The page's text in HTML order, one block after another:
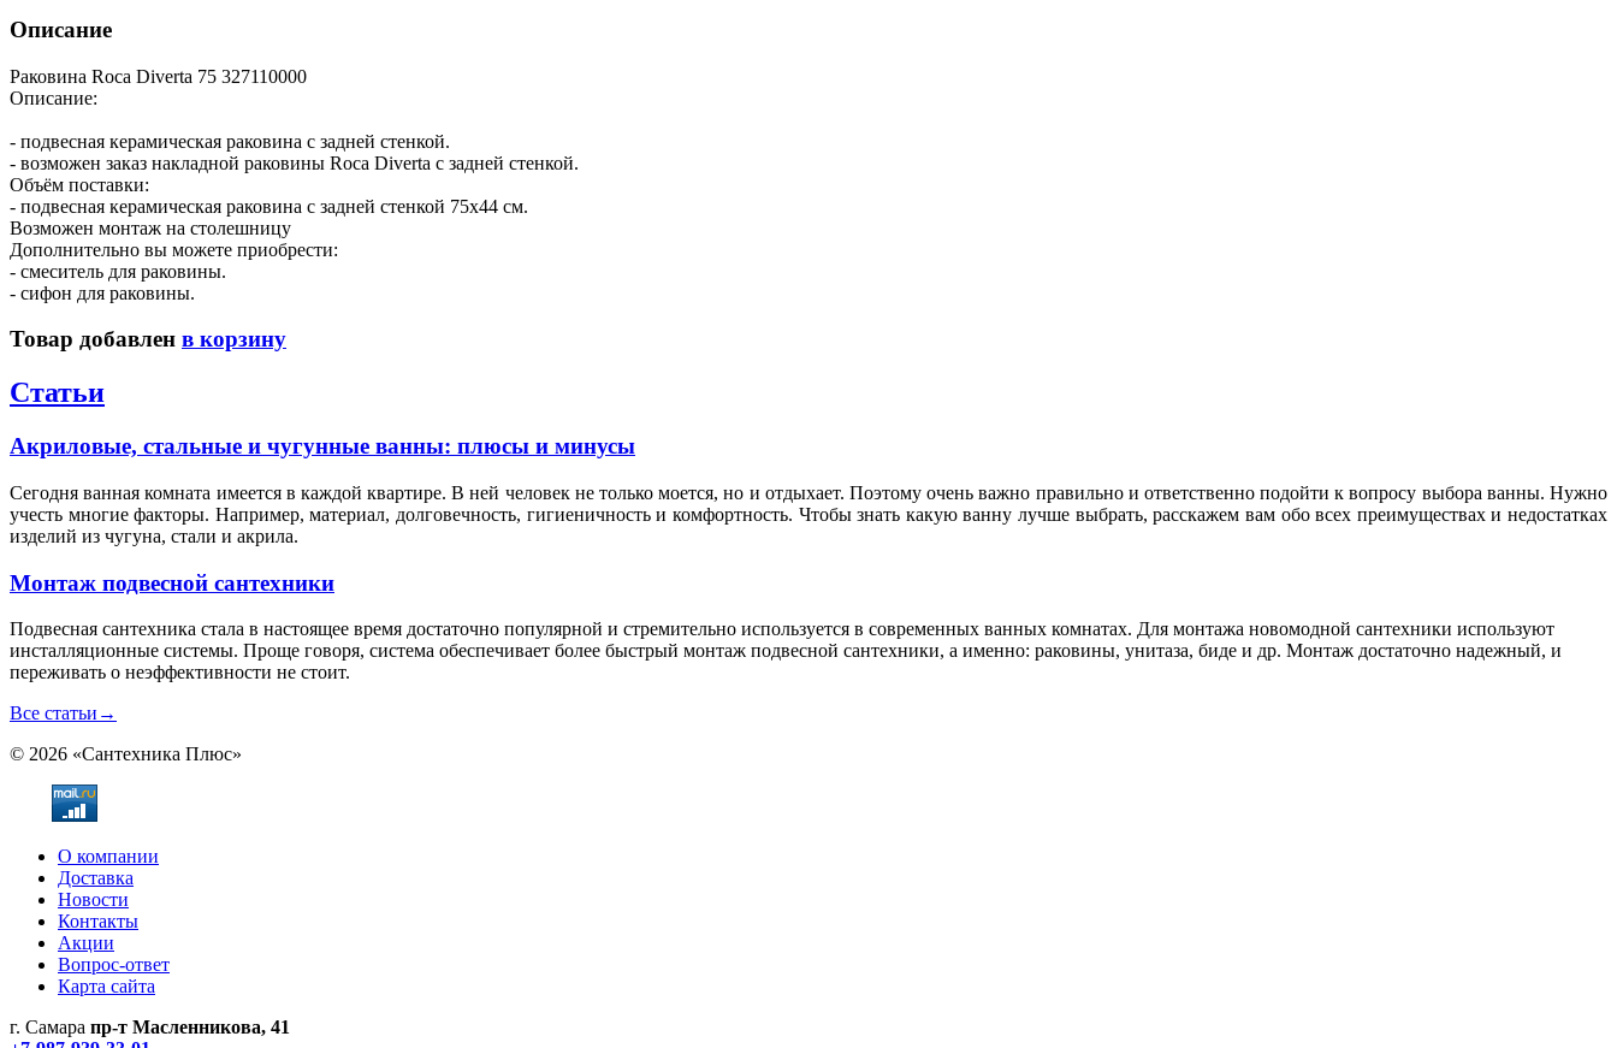
Описание
Раковина Roca Diverta 75 327110000
Описание:
- подвесная керамическая раковина с задней стенкой.
- возможен заказ накладной раковины Roca Diverta с задней стенкой.
Объём поставки:
- подвесная керамическая раковина с задней стенкой 75x44 см.
Возможен монтаж на столешницу
Дополнительно вы можете приобрести:
- смеситель для раковины.
- сифон для раковины.
Товар добавлен в корзину
Статьи
Акриловые, стальные и чугунные ванны: плюсы и минусы
Сегодня ванная комната имеется в каждой квартире. В ней человек не только моется, но и отдыхает. Поэтому очень важно правильно и ответственно подойти к вопросу выбора ванны. Нужно
учесть многие факторы. Например, материал, долговечность, гигиеничность и комфортность. Чтобы знать какую ванну лучше выбрать, расскажем вам обо всех преимуществах и недостатках
изделий из чугуна, стали и акрила.
Монтаж подвесной сантехники
Подвесная сантехника стала в настоящее время достаточно популярной и стремительно используется в современных ванных комнатах. Для монтажа новомодной сантехники используют
инсталляционные системы. Проще говоря, система обеспечивает более быстрый монтаж подвесной сантехники, а именно: раковины, унитаза, биде и др. Монтаж достаточно надежный, и
переживать о неэффективности не стоит.
Все статьи →
© 2026 «Сантехника Плюс»
О компании
Доставка
Новости
Контакты
Акции
Вопрос-ответ
Карта сайта
г. Самара пр-т Масленникова, 41